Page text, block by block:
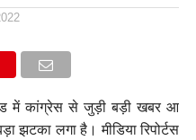
में कांग्रेस से जुड़ी बड़ी खबर आ
झटका लगा है। मीडिया रिपोर्टस